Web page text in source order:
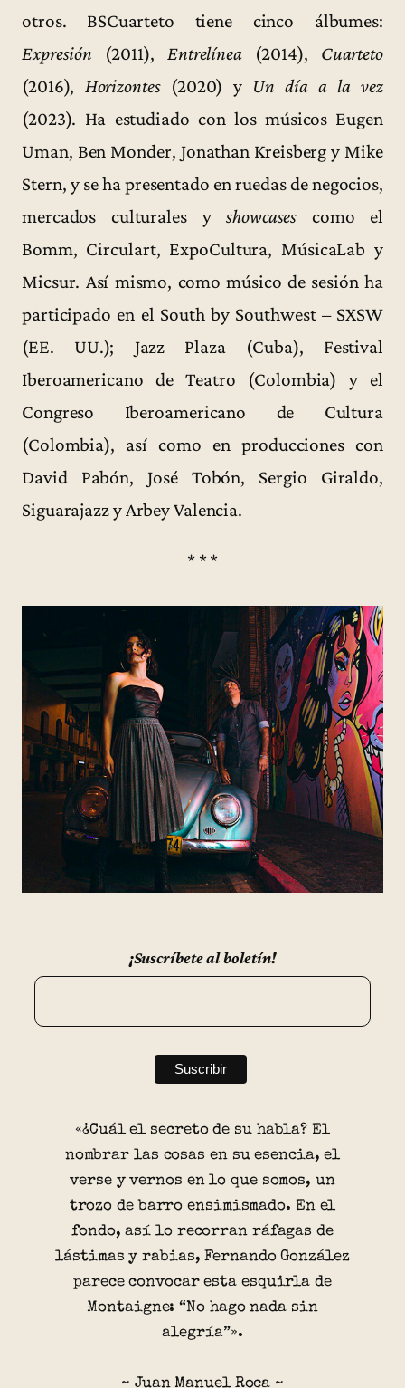
otros. BSCuarteto tiene cinco álbumes:
Expresión (2011), Entrelínea(2014), Cuarteto
(2016), Horizontes(2020) y Un día a la vez
(2023). Ha estudiado con los músicos Eugen
Uman, Ben Monder, Jonathan Kreisberg y Mike
Stern, y se ha presentado en ruedas de negocios,
mercados culturales yshowcases como el
Bomm, Circulart, ExpoCultura, MúsicaLab y
Micsur. Así mismo, como músico de sesión ha
participado en el South by Southwest – SXSW
(EE. UU.); Jazz Plaza (Cuba), Festival
Iberoamericano de Teatro (Colombia) y el
Congreso Iberoamericano de Cultura
(Colombia), así como en producciones con
David Pabón, José Tobón, Sergio Giraldo,
Siguarajazz y Arbey Valencia.
* * *
¡Suscríbete al boletín!
«¿Cuál el secreto de su habla? El
nombrar las cosas en su esencia, el
verse y vernos en lo que somos, un
trozo de barro ensimismado. En el
fondo, así lo recorran ráfagas de
lástimas y rabias, Fernando González
parece convocar esta esquirla de
Montaigne: “No hago nada sin
alegría”».
~ Juan Manuel Roca ~